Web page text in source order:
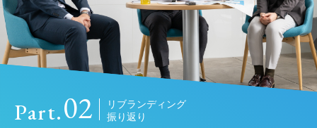
Part.02
リブランディング
振り返り